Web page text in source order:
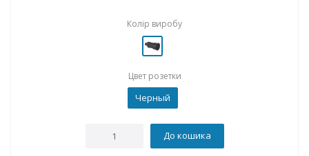
Колір виробу
Цвет розетки
Черный
До кошика